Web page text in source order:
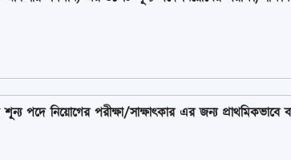
নিয়োগের পরীক্ষা/সাক্ষাৎকার এর জন্য প্রাথমিকভাবে